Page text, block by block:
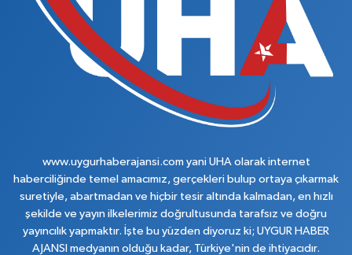
www.uygurhaberajansi.com yani UHA olarak internet
haberciliğinde temel amacımız, gerçekleri bulup ortaya çıkarmak
suretiyle, abartmadan ve hiçbir tesir altında kalmadan, en hızlı
şekilde ve yayın ilkelerimiz doğrultusunda tarafsız ve doğru
yayıncılık yapmaktır. İşte bu yüzden diyoruz ki; UYGUR HABER
AJANSI medyanın olduğu kadar, Türkiye'nin de ihtiyacıdır.